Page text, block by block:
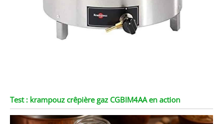
Test : krampouz crêpière gaz CGBIM4AA en action